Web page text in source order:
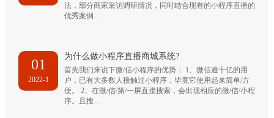
法，部分商家采访调研情况，同时结合现有的小程序直播的
优秀案例…
01
2022-1
为什么做小程序直播商城系统?
首先我们来说下微/信小程序的优势： 1、微信逾十亿的用
户，已有大多数人接触过小程序，毕竟它使用起来简单/方
便。 2、在微/信/第/一屏直接搜索，会出现相应的微/信/小程
序。且搜…